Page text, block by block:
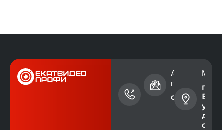
телефона
+7 (343)
Адрес
почты
г.
ул.
дом